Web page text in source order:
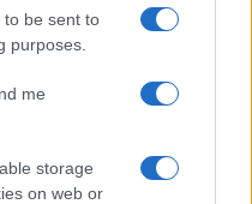
to be sent to
purposes.
me
storage
on web or
“solidarietà” di ieri
alla luce di quella di
a Pisa e Firenze
un fallimento”